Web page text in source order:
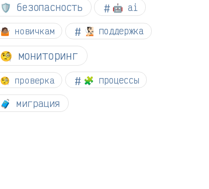
🛡️ безопасность 🤖 ai
🤷🏽 новичкам 🧏🏻 поддержка
🧐 мониторинг
🧐 проверка 🧩 процессы
🧳 миграция